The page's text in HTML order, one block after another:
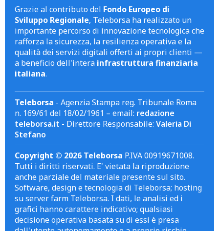
Grazie al contributo del Fondo Europeo di
Sviluppo Regionale, Teleborsa ha realizzato un
importante percorso di innovazione tecnologica che
rafforza la sicurezza, la resilienza operativa e la
qualità dei servizi digitali offerti ai propri clienti —
a beneficio dell'intera infrastruttura finanziaria
italiana.
Teleborsa - Agenzia Stampa reg. Tribunale Roma
n. 169/61 del 18/02/1961 – email: redazione
teleborsa.it - Direttore Responsabile: Valeria Di
Stefano
Copyright © 2026 Teleborsa P.IVA 00919671008.
Tutti i diritti riservati. E' vietata la riproduzione
anche parziale del materiale presente sul sito.
Software, design e tecnologia di Teleborsa; hosting
su server farm Teleborsa. I dati, le analisi ed i
grafici hanno carattere indicativo; qualsiasi
decisione operativa basata su di essi è presa